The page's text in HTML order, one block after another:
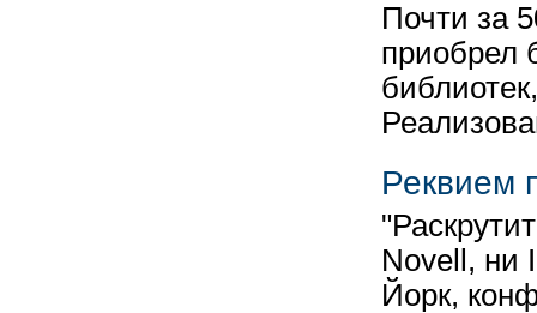
Почти за
приобрел
Реквием
Novell, ни
Йорк,